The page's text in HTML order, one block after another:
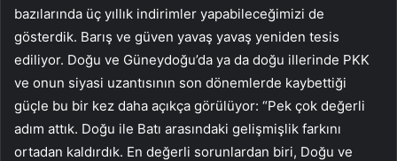
bazılarında üç yıllık indirimler yapabileceğimizi de
gösterdik. Barış ve güven yavaş yavaş yeniden tesis
ediliyor. Doğu ve Güneydoğu’da ya da doğu illerinde PKK
ve onun siyasi uzantısının son dönemlerde kaybettiği
güçle bu bir kez daha açıkça görülüyor: “Pek çok değerli
adım attık. Doğu ile Batı arasındaki gelişmişlik farkını
ortadan kaldırdık. En değerli sorunlardan biri, Doğu ve